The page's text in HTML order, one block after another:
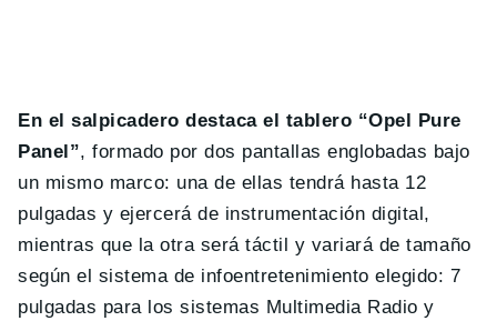
En el salpicadero destaca el tablero “Opel Pure
Panel”, formado por dos pantallas englobadas bajo
un mismo marco: una de ellas tendrá hasta 12
pulgadas y ejercerá de instrumentación digital,
mientras que la otra será táctil y variará de tamaño
según el sistema de infoentretenimiento elegido: 7
pulgadas para los sistemas Multimedia Radio y